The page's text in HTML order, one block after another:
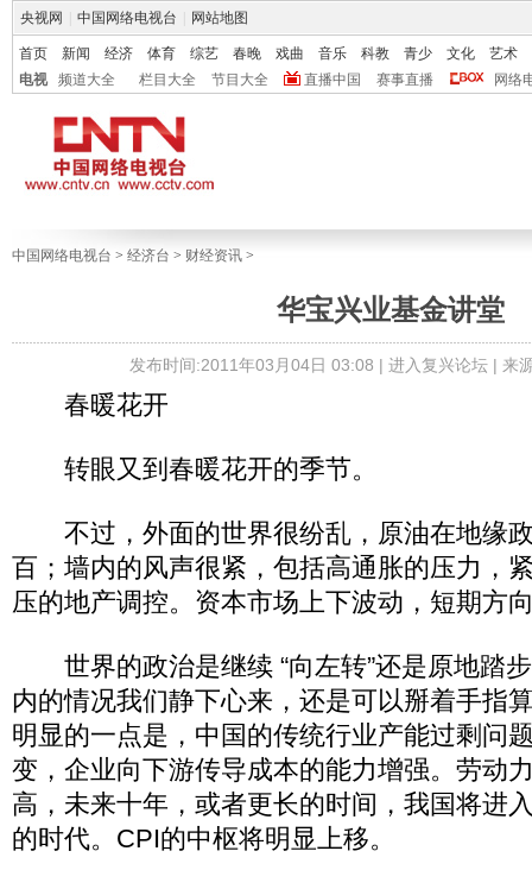
央视网 中国网络电视台 网站地图
首页 新闻 经济 体育 综艺 春晚 戏曲 音乐 科教 青少 文化
艺术
电视
频道大全 栏目大全 节目大全 直播中国 赛事直播 网络
中国网络电视台 > 经济台 > 财经资讯 >
华宝兴业基金讲堂
发布时间:2011年03月04日 03:08 | 进入复兴论坛| 来
春暖花开
转眼又到春暖花开的季节。
不过，外面的世界很纷乱，原油在地缘
百；墙内的风声很紧，包括高通胀的压力，
压的地产调控。资本市场上下波动，短期方
世界的政治是继续 “向左转”还是原地踏
内的情况我们静下心来，还是可以掰着手指
明显的一点是，中国的传统行业产能过剩问
变，企业向下游传导成本的能力增强。劳动
高，未来十年，或者更长的时间，我国将进
的时代。CPI的中枢将明显上移。